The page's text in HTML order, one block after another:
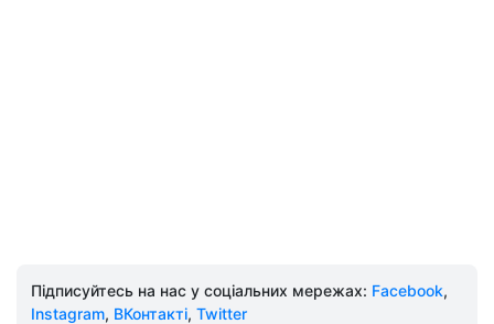
Підписуйтесь на нас у соціальних мережах: Facebook,
Instagram, ВКонтакті, Twitter